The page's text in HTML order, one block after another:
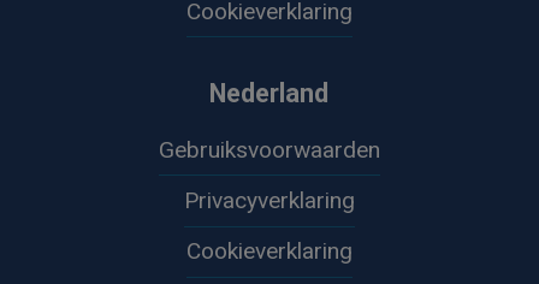
Cookieverklaring
Nederland
Gebruiksvoorwaarden
Privacyverklaring
Cookieverklaring